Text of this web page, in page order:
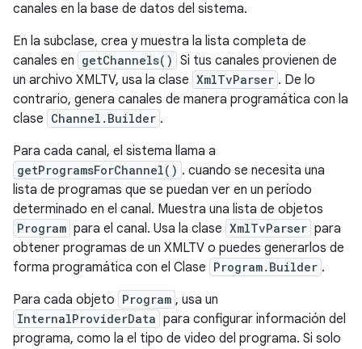
canales en la base de datos del sistema.
En la subclase, crea y muestra la lista completa de
canales en getChannels() Si tus canales provienen de
un archivo XMLTV, usa la clase XmlTvParser . De lo
contrario, genera canales de manera programática con la
clase Channel.Builder .
Para cada canal, el sistema llama a
getProgramsForChannel() . cuando se necesita una
lista de programas que se puedan ver en un período
determinado en el canal. Muestra una lista de objetos
Program para el canal. Usa la clase XmlTvParser para
obtener programas de un XMLTV o puedes generarlos de
forma programática con el Clase Program.Builder .
Para cada objeto Program , usa un
InternalProviderData para configurar información del
programa, como la el tipo de video del programa. Si solo